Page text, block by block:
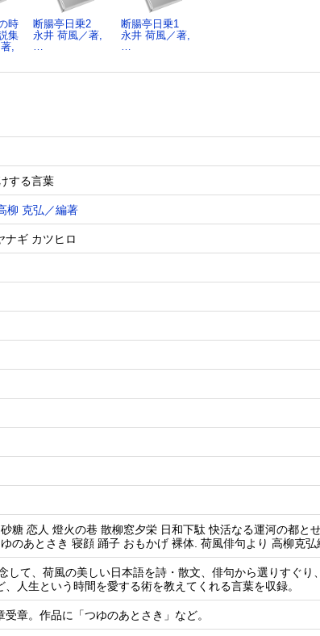
時
集
,
断腸亭日乗2
永井 荷風／著,
…
断腸亭日乗1
永井 荷風／著,
…
する言葉
柳 克弘／編著
ギ カツヒロ
糖 恋人 燈火の巷 散柳窓夕栄 日和下駄 快活なる運河の都と
のあとさき 寝顔 踊子 おもかげ 裸体. 荷風俳句より 高柳克弘
して、荷風の美しい日本語を詩・散文、俳句から選りすぐり
人生という時間を愛する術を教えてくれる言葉を収録。
章。作品に「つゆのあとさき」など。